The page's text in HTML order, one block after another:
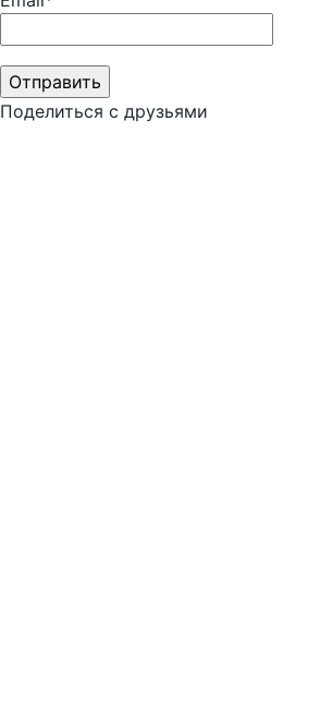
Поделиться с друзьями